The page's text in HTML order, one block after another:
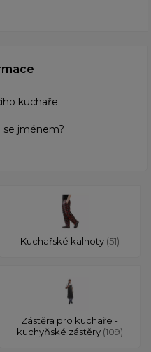
kuchaře
se jménem?
Kuchařské kalhoty (51)
Zástěra pro kuchaře -
kuchyňské zástěry (109)